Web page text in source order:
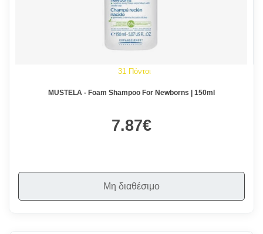
31 Πόντοι
MUSTELA - Foam Shampoo For Newborns | 150ml
7.87€
Μη διαθέσιμο